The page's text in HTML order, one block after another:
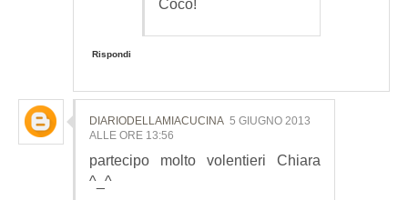
Cocò!
Rispondi
DIARIODELLAMIACUCINA 5 GIUGNO 2013
ALLE ORE 13:56
partecipo molto volentieri Chiara
^_^